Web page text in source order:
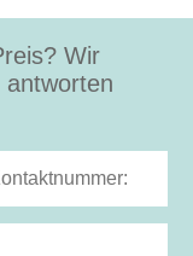
Wir
antworten